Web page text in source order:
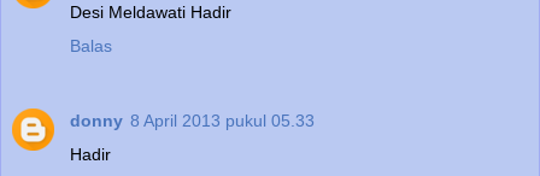
Desi Meldawati Hadir
Balas
donny 8 April 2013 pukul 05.33
Hadir